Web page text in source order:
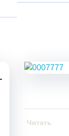
Читать